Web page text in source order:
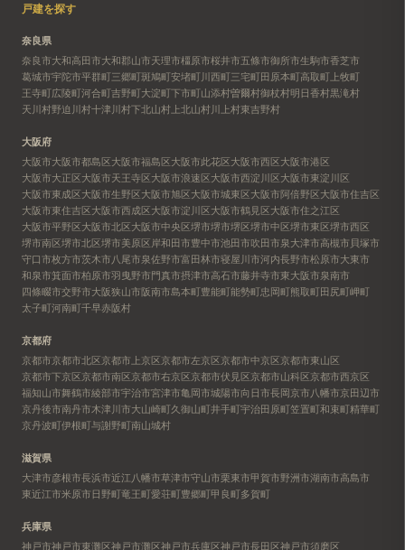
戸建を探す
奈良県
奈良市大和高田市大和郡山市天理市橿原市桜井市五條市御所市生駒市香芝市
葛城市宇陀市平群町三郷町斑鳩町安堵町川西町三宅町田原本町高取町 上牧町
王寺町広陵町河合町吉野町大淀町下市町山添村曽爾村御杖村明日香村黒滝村
天川村野迫川村十津川村下北山村 上北山村川上村東吉野村
大阪府
大阪市大阪市都島区大阪市福島区大阪市此花区大阪市西区大阪市港区
大阪市大正区大阪市天王寺区大阪市浪速区大阪市西淀川区大阪市東淀川区
大阪市東成区大阪市生野区大阪市旭区大阪市城東区大阪市阿倍野区大阪市住吉区
大阪市東住吉区大阪市西成区大阪市淀川区大阪市鶴見区大阪市住之江区
大阪市平野区大阪市北区大阪市中央区堺市堺市堺区堺市中区堺市東区堺市西区
堺市南区堺市北区堺市美原区岸和田市豊中市池田市吹田市泉大津市高槻市 貝塚市
守口市枚方市茨木市八尾市泉佐野市富田林市寝屋川市河内長野市松原市大東市
和泉市箕面市柏原市羽曳野市門真市摂津市高石市藤井寺市東大阪市泉南市
四條畷市交野市大阪狭山市阪南市島本町豊能町能勢町忠岡町熊取町田尻町岬町
太子町河南町千早赤阪村
京都府
京都市京都市北区京都市上京区京都市左京区京都市中京区京都市東山区
京都市下京区京都市南区京都市右京区京都市伏見区京都市山科区京都市西京区
福知山市舞鶴市綾部市宇治市宮津市亀岡市城陽市向日市長岡京市八幡市京田辺市
京丹後市南丹市木津川市大山崎町久御山町井手町宇治田原町笠置町和束町精華町
京丹波町伊根町与謝野町南山城村
滋賀県
大津市彦根市長浜市近江八幡市草津市守山市栗東市甲賀市野洲市湖南市高島市
東近江市米原市日野町竜王町愛荘町豊郷町甲良町多賀町
兵庫県
神戸市神戸市東灘区神戸市灘区神戸市兵庫区神戸市長田区神戸市須磨区